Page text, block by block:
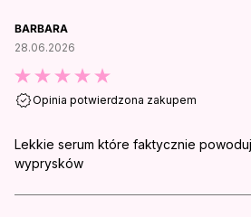
BARBARA
28.06.2026
Opinia potwierdzona zakupem
Lekkie serum które faktycznie
wyprysków